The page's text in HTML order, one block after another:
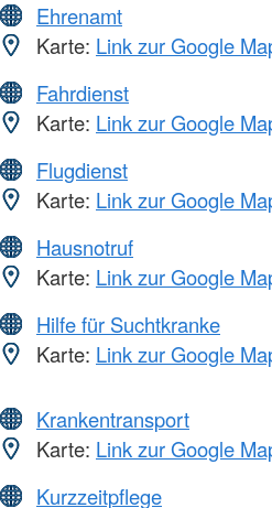
Ehrenamt
Karte: Link zur Google
Fahrdienst
Karte: Link zur Google
Flugdienst
Karte: Link zur Google
Hausnotruf
Karte: Link zur Google
Hilfe für Suchtkranke
Karte: Link zur Google
Krankentransport
Karte: Link zur Google
Kurzzeitpflege